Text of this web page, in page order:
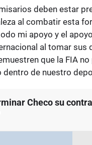
deben estar
al combatir esta
mi apoyo y el
al tomar sus
que la FIA
de nuestro
Checo su